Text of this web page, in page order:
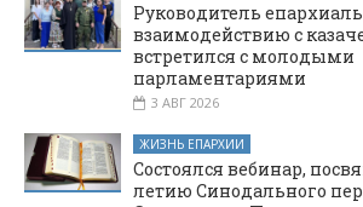
Руководитель
взаимодействию с
встретился с молодыми
парламентариями
3 АВГ 2026
ЖИЗНЬ ЕПАРХИИ
Состоялся вебинар,
летию Синодального